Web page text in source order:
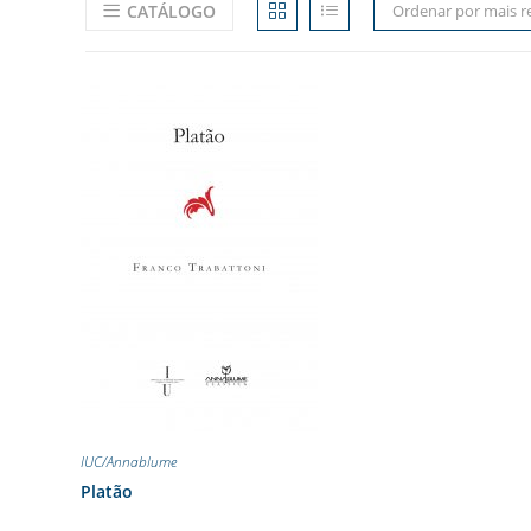
CATÁLOGO Ordenar por mais
IUC/Annablume
Platão